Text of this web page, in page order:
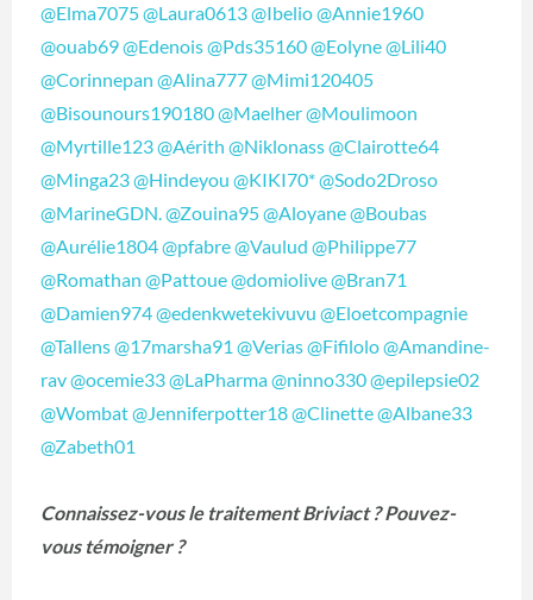
@Elma7075@Laura0613@Ibelio@Annie1960
@ouab69@Edenois@Pds35160@Eolyne@Lili40
@Corinnepan @Alina777@Mimi120405
@Bisounours190180@Maelher@Moulimoon
@Myrtille123@Aérith @Niklonass@Clairotte64
@Minga23@Hindeyou @KIKI70*@Sodo2Droso
@MarineGDN.@Zouina95@Aloyane@Boubas
@Aurélie1804@pfabre@Vaulud @Philippe77
@Romathan @Pattoue@domiolive@Bran71
@Damien974@edenkwetekivuvu @Eloetcompagnie
@Tallens@17marsha91 @Verias@Fifilolo@Amandine-
rav@ocemie33@LaPharma@ninno330@epilepsie02
@Wombat@Jenniferpotter18@Clinette@Albane33
@Zabeth01
Connaissez-vous le traitement Briviact ? Pouvez-
vous témoigner ?